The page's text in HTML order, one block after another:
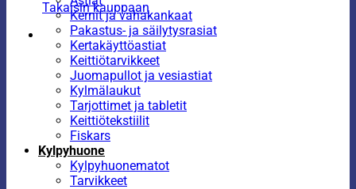
Takaisin kauppaan
Kernit ja vahakankaat
Pakastus- ja säilytysrasiat
Kertakäyttöastiat
Keittiötarvikkeet
Juomapullot ja vesiastiat
Kylmälaukut
Tarjottimet ja tabletit
Keittiötekstiilit
Fiskars
Kylpyhuone
Kylpyhuonematot
Tarvikkeet